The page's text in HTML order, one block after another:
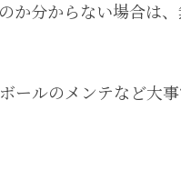
か分からない場合は
ルのメンテなど大事